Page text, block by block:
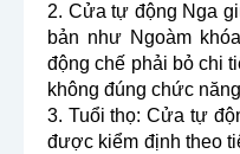
2. Cửa tự động Nga
bản như Ngoàm
động chế phải bỏ chi
không đúng chức
3. Tuổi thọ: Cửa tự
được kiểm định theo